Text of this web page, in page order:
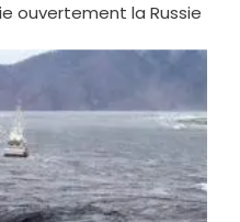
ouvertement la Russie